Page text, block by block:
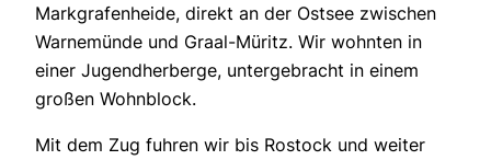
Markgrafenheide, direkt an der Ostsee zwischen
Warnemünde und Graal-Müritz. Wir wohnten in
einer Jugendherberge, untergebracht in einem
großen Wohnblock.
Mit dem Zug fuhren wir bis Rostock und weiter